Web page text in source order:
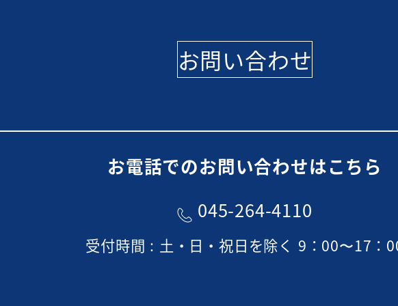
お問い合わせ
お電話でのお問い合わせはこちら
045-264-4110
受付時間 : 土・日・祝日を除く 9：00〜17：